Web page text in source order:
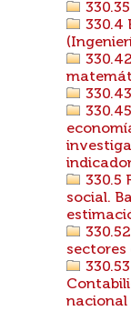
330.4
330.5
social.
sectores
nacional